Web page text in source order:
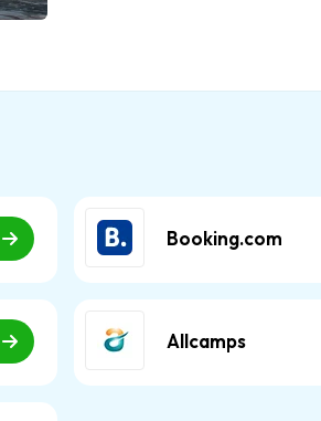
Booking.com
Allcamps